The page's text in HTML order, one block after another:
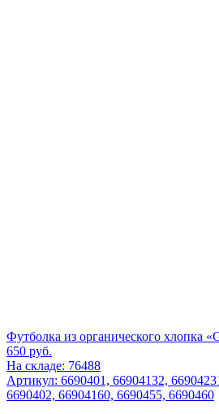
Футболка из органического хлопка
650 руб.
На складе: 76488
Артикул: 6690401, 66904132,
6690402, 66904160, 6690455, 6690460